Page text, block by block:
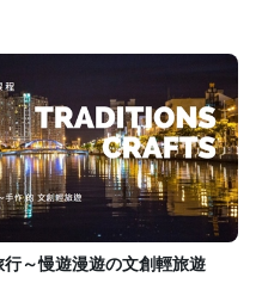
～慢遊漫遊の文創輕旅遊